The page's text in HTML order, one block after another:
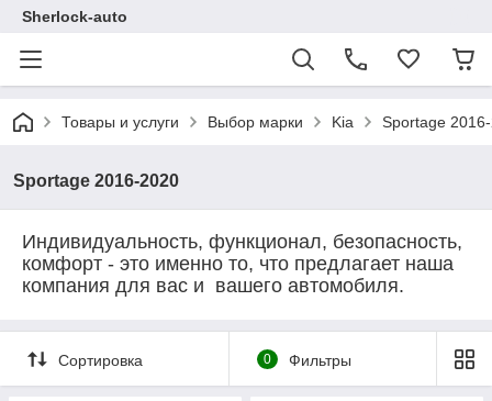
Sherlock-auto
Товары и услуги Выбор марки Kia Sportage
Sportage 2016-2020
Индивидуальность, функционал, безопасность,
комфорт - это именно то, что предлагает наша
компания для вас и вашего автомобиля.
Сортировка 0 Фильтры